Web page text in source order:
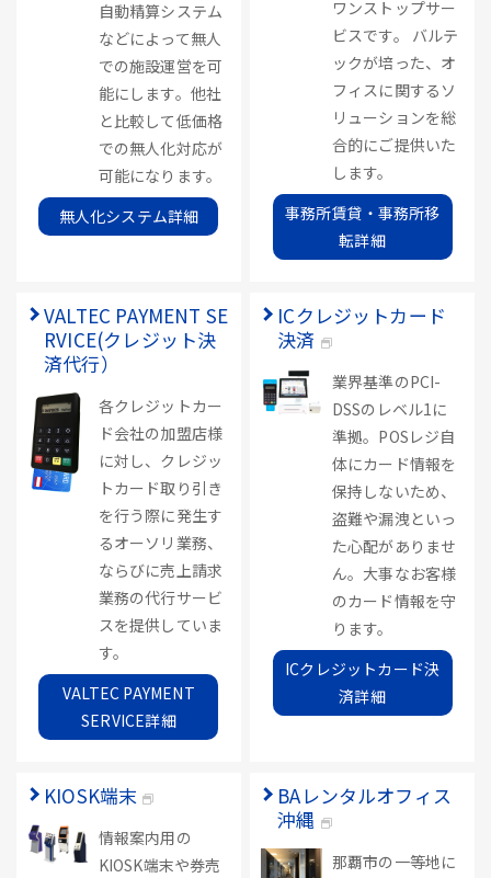
自動精算システム
などによって無人
での施設運営を可
能にします。他社
と比較して低価格
での無人化対応が
可能になります。
無人化システム詳細
ワンストップサー
ビスです。 バルテ
ックが培った、オ
フィスに関するソ
リューションを総
合的にご提供いた
します。
事務所賃貸・事務所移
転詳細
VALTEC PAYMENT SE
RVICE(クレジット決
済代行）
各クレジットカー
ド会社の加盟店様
に対し、クレジッ
トカード取り引き
を行う際に発生す
るオーソリ業務、
ならびに売上請求
業務の代行サービ
スを提供していま
す。
VALTEC PAYMENT
SERVICE詳細
ICクレジットカード
決済
業界基準のPCI-
DSSのレベル1に
準拠。POSレジ自
体にカード情報を
保持しないため、
盗難や漏洩といっ
た心配がありませ
ん。大事なお客様
のカード情報を守
ります。
ICクレジットカード決
済詳細
KIOSK端末
情報案内用の
KIOSK端末や券売
BAレンタルオフィス
沖縄
那覇市の一等地に